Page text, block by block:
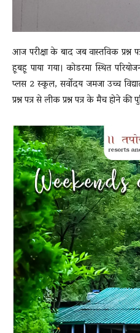
आज परीक्षा के बाद जब वास्तविक प्रश्न
हूबहू पाया गया। कोडरमा स्थित
प्लस 2 स्कूल, सर्वोदय जमजा उच्च
प्रश्न पत्र से लीक प्रश्न पत्र के मैच होने की